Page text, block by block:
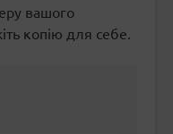
вашого
копію для себе.